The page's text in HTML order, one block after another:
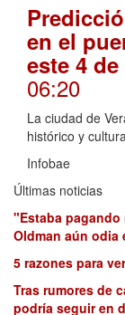
en el
este 4
06:20
La ciudad de
histórico y
Infobae
Últimas noticias
"Estaba
Oldman aún odia
5 razones para
Tras rumores de
podría seguir en